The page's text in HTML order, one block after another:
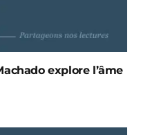
explore l’âme